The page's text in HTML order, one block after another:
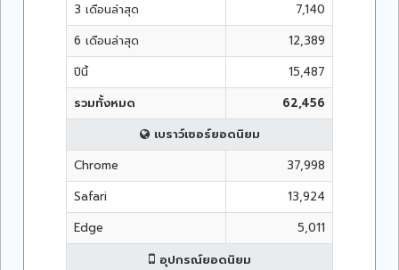
3 เดือนล่าสุด
7,140
6 เดือนล่าสุด
12,389
ปีนี้
15,487
รวมทั้งหมด
62,456
เบราว์เซอร์ยอดนิยม
Chrome
37,998
Safari
13,924
Edge
5,011
อุปกรณ์ยอดนิยม